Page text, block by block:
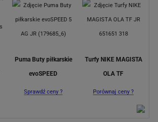
Puma Buty piłkarskie
evoSPEED
Turfy NIKE MAGISTA
OLA TF
Sprawdź ceny ? Porównaj ceny ?